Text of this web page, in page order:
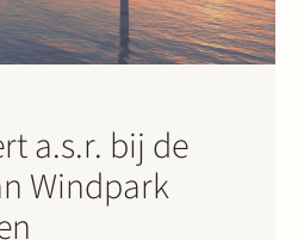
a.s.r. bij de
Windpark